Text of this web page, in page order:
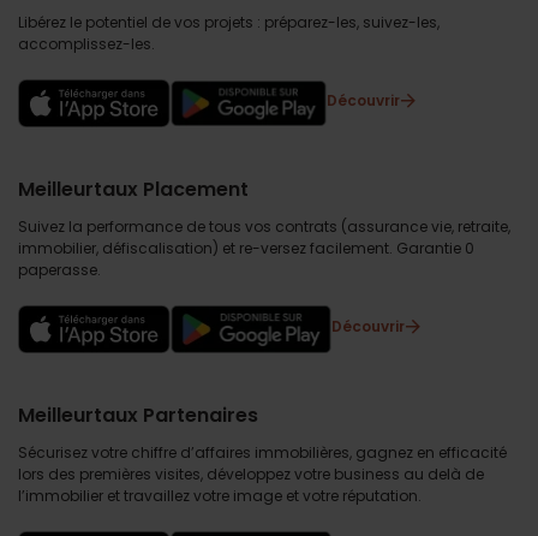
Libérez le potentiel de vos projets : préparez-les, suivez-les,
accomplissez-les.
Découvrir
Meilleurtaux Placement
Suivez la performance de tous vos contrats (assurance vie, retraite,
immobilier, défiscalisation) et re-versez facilement. Garantie 0
paperasse.
Découvrir
Meilleurtaux Partenaires
Sécurisez votre chiffre d’affaires immobilières, gagnez en efficacité
lors des premières visites, développez votre business au delà de
l’immobilier et travaillez votre image et votre réputation.